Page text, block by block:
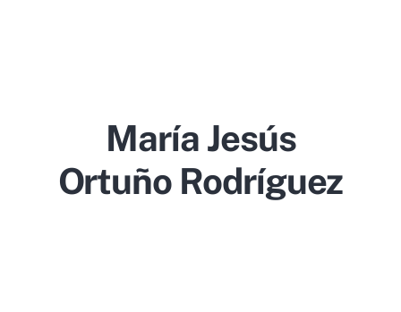
María Jesús
Ortuño Rodríguez